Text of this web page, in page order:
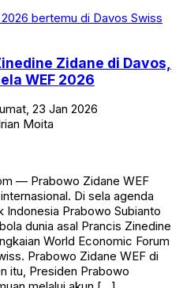
Zidane di Davos,
WEF 2026
23 Jan 2026
Moita
— Prabowo Zidane WEF
Di sela agenda
Indonesia Prabowo Subianto
dunia asal Prancis Zinedine
World Economic Forum
Prabowo Zidane WEF di
itu, Presiden Prabowo